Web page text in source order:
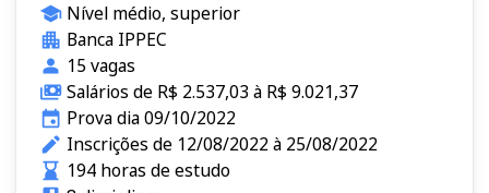
Nível médio, superior
Banca IPPEC
15 vagas
Salários de R$ 2.537,03 à R$ 9.021,37
Prova dia 09/10/2022
Inscrições de 12/08/2022 à 25/08/2022
194 horas de estudo